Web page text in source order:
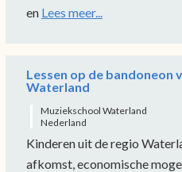
en Lees meer...
Lessen op de bandoneon
Waterland
Muziekschool Waterland
Nederland
Kinderen uit de regio
afkomst, economische